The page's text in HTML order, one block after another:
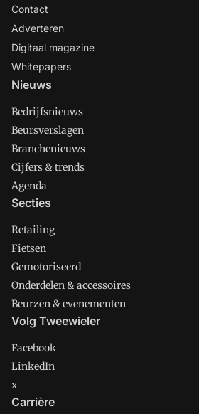
Contact
Adverteren
Digitaal magazine
Whitepapers
Nieuws
Bedrijfsnieuws
Beursverslagen
Branchenieuws
Cijfers & trends
Agenda
Secties
Retailing
Fietsen
Gemotoriseerd
Onderdelen & accessoires
Beurzen & evenementen
Volg Tweewieler
Facebook
LinkedIn
x
Carrière